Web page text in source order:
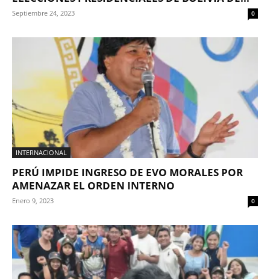
Septiembre 24, 2023 0
INTERNACIONAL
PERÚ IMPIDE INGRESO DE EVO MORALES POR
AMENAZAR EL ORDEN INTERNO
Enero 9, 2023 0